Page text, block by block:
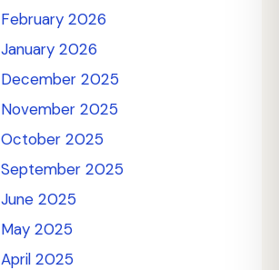
February 2026
January 2026
December 2025
November 2025
October 2025
September 2025
June 2025
May 2025
April 2025